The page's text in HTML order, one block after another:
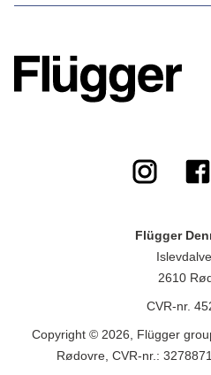
Flügger
2610
CVR-nr.
Copyright © 2026, Flügger
Rødovre, CVR-nr.: